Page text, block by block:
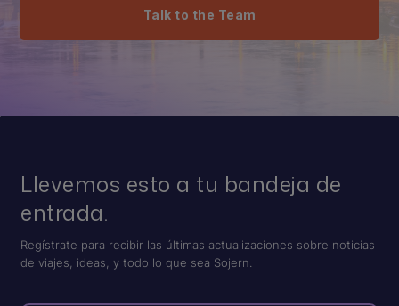
Talk to the Team
Llevemos esto a tu bandeja de
entrada.
Regístrate para recibir las últimas actualizaciones sobre noticias
de viajes, ideas, y todo lo que sea Sojern.